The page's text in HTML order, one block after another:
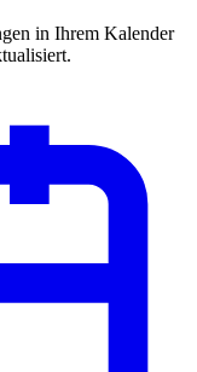
in Ihrem Kalender